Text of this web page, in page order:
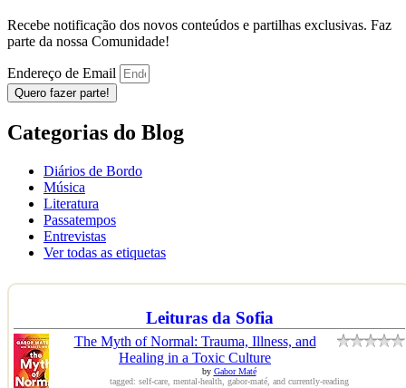
Recebe notificação dos novos conteúdos e partilhas exclusivas. Faz
parte da nossa Comunidade!
Endereço de Email
Quero fazer parte!
Categorias do Blog
Diários de Bordo
Música
Literatura
Passatempos
Entrevistas
Ver todas as etiquetas
Leituras da Sofia
The Myth of Normal: Trauma, Illness, and
Healing in a Toxic Culture
by Gabor Maté
tagged: self-care, mental-health, gabor-maté, and currently-reading